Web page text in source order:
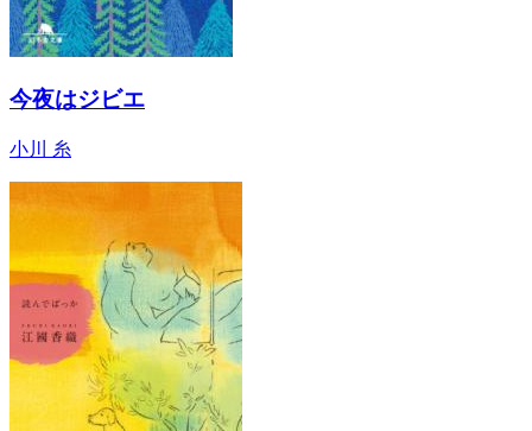
今夜はジビエ
小川 糸